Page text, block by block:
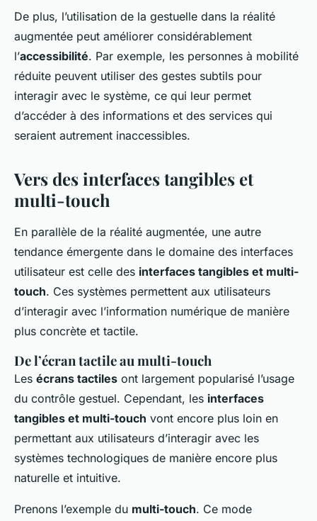
De plus, l’utilisation de la gestuelle dans la réalité
augmentée peut améliorer considérablement
l’accessibilité. Par exemple, les personnes à mobilité
réduite peuvent utiliser des gestes subtils pour
interagir avec le système, ce qui leur permet
d’accéder à des informations et des services qui
seraient autrement inaccessibles.
Vers des interfaces tangibles et
multi-touch
En parallèle de la réalité augmentée, une autre
tendance émergente dans le domaine des interfaces
utilisateur est celle des interfaces tangibles et multi-
touch. Ces systèmes permettent aux utilisateurs
d’interagir avec l’information numérique de manière
plus concrète et tactile.
De l’écran tactile au multi-touch
Les écrans tactiles ont largement popularisé l’usage
du contrôle gestuel. Cependant, les interfaces
tangibles et multi-touch vont encore plus loin en
permettant aux utilisateurs d’interagir avec les
systèmes technologiques de manière encore plus
naturelle et intuitive.
Prenons l’exemple du multi-touch. Ce mode